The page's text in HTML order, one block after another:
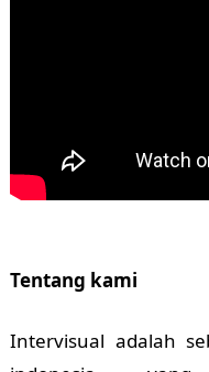
Tentang kami
Intervisual adalah